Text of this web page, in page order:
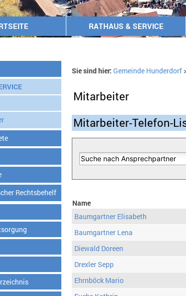
RATHAUS & SERVICE
Rechtsbehelf
Sie sind hier: Gemeinde Hunderdorf
Mitarbeiter
Mitarbeiter-Telefon-
Name
Baumgartner Elisabeth
Baumgartner Lena
Diewald Doreen
Drexler Sepp
Ehrnböck Mario